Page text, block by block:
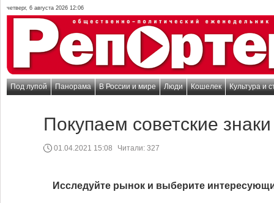
четверг, 6 августа 2026 12:06
Под лупой Панорама В России и мире Люди Кошелек Культура и
Покупаем советские знаки
01.04.2021 15:08 Читали: 327
Исследуйте рынок и выберите